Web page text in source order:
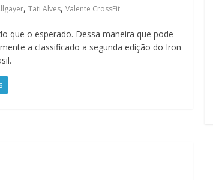
, Tati Alves, Valente CrossFit
que o esperado. Dessa maneira que pode
a classificado a segunda edição do Iron